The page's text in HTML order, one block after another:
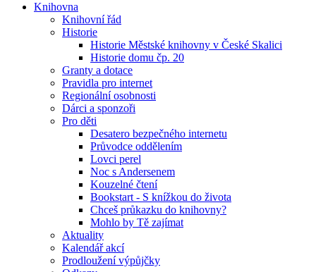
Knihovna
Knihovní řád
Historie
Historie Městské knihovny v České Skalici
Historie domu čp. 20
Granty a dotace
Pravidla pro internet
Regionální osobnosti
Dárci a sponzoři
Pro děti
Desatero bezpečného internetu
Průvodce oddělením
Lovci perel
Noc s Andersenem
Kouzelné čtení
Bookstart - S knížkou do života
Chceš průkazku do knihovny?
Mohlo by Tě zajímat
Aktuality
Kalendář akcí
Prodloužení výpůjčky